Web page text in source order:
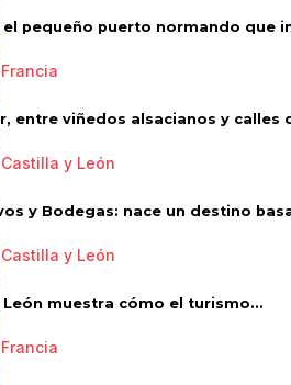
el pequeño puerto normando que
Francia
entre viñedos alsacianos y calles
Castilla y León
y Bodegas: nace un destino
Castilla y León
León muestra cómo el turismo...
Francia